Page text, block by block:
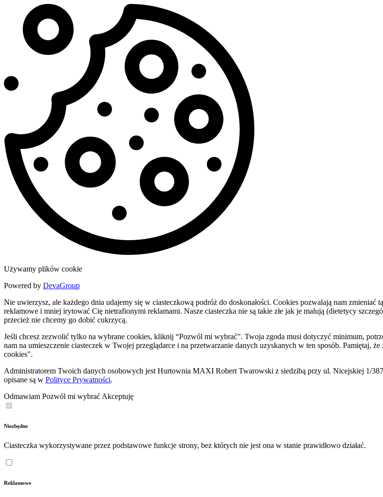
Używamy plików cookie
Powered by DevaGroup
Nie uwierzysz, ale każdego dnia udajemy się w ciasteczkową podróż do doskonałości. Cookies pozwalają nam
reklamowe i mniej irytować Cię nietrafionymi reklamami. Nasze ciasteczka nie są takie złe jak je malują (dietetycy
przecież nie chcemy go dobić cukrzycą.
Jeśli chcesz zezwolić tylko na wybrane cookies, kliknij “Pozwól mi wybrać”. Twoja zgoda musi dotyczyć minimum,
nam na umieszczenie ciasteczek w Twojej przeglądarce i na przetwarzanie danych uzyskanych w ten sposób. Pamiętaj,
cookies".
Administratorem Twoich danych osobowych jest Hurtownia MAXI Robert Twarowski z siedzibą przy ul. Nicejskiej 1/
opisane są w Polityce Prywatności.
Odmawiam Pozwól mi wybrać Akceptuję
Niezbędne
Ciasteczka wykorzystywane przez podstawowe funkcje strony, bez których nie jest ona w stanie prawidłowo działać.
Reklamowe